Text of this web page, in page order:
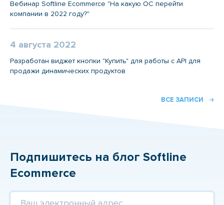
Вебинар Softline Ecommerce "На какую ОС перейти
компании в 2022 году?"
4 августа 2022
Разработан виджет кнопки "Купить" для работы с API для
продажи динамических продуктов
ВСЕ ЗАПИСИ
Подпишитесь на блог Softline
Ecommerce